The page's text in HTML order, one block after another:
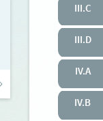
III.C
III.D
IV.A
IV.B